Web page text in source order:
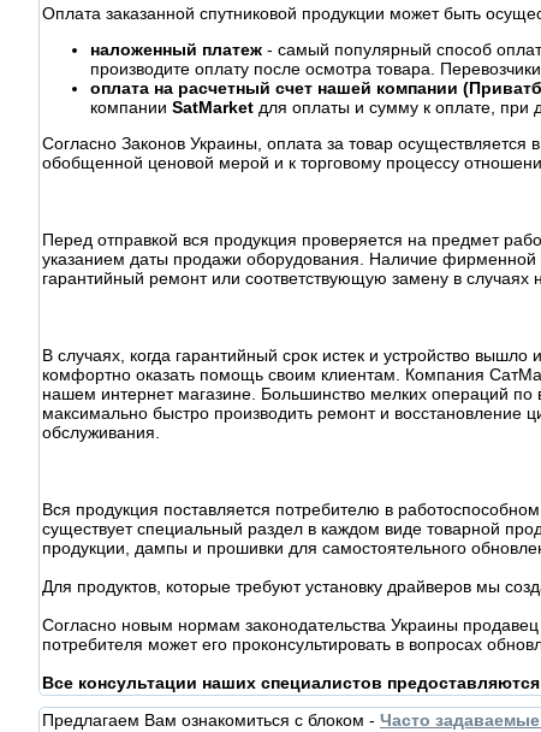
Оплата заказанной спутниковой продукции может быть
наложенный платеж - самый популярный способ
производите оплату после осмотра товара.
оплата на расчетный счет нашей компании
компании SatMarket для оплаты и сумму к оплате, при
Согласно Законов Украины, оплата за товар
обобщенной ценовой мерой и к торговому процессу
Перед отправкой вся продукция проверяется на предмет
указанием даты продажи оборудования. Наличие
гарантийный ремонт или соответствующую замену в случаях
В случаях, когда гарантийный срок истек и устройство
комфортно оказать помощь своим клиентам. Компания
нашем интернет магазине. Большинство мелких операций
максимально быстро производить ремонт и восстановление
обслуживания.
Вся продукция поставляется потребителю в
существует специальный раздел в каждом виде товарной
продукции, дампы и прошивки для самостоятельного
Для продуктов, которые требуют установку драйверов мы
Согласно новым нормам законодательства Украины
потребителя может его проконсультировать в вопросах
Все консультации наших специалистов
Предлагаем Вам ознакомиться с блоком - Часто